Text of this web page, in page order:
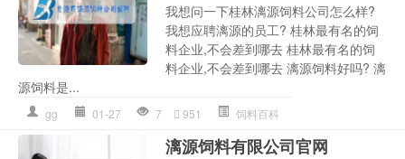
我想问一下桂林漓源饲料公司怎么样?
我想应聘漓源的员工? 桂林最有名的饲
料企业,不会差到哪去 桂林最有名的饲
料企业,不会差到哪去 漓源饲料好吗? 漓
源饲料是...
gg 01-27 7 951 饲料百科
漓源饲料有限公司官网